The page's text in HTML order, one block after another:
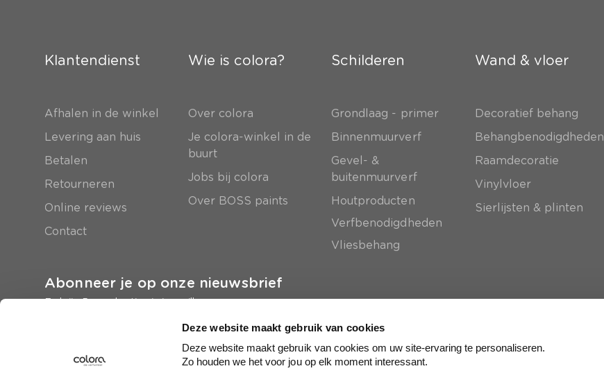
Deze website maakt gebruik van cookies
Deze website maakt gebruik van cookies om uw site-ervaring te personaliseren.
Zo houden we het voor jou op elk moment interessant.
Klantendienst
Afhalen in de winkel
Levering aan huis
Betalen
Retourneren
Online reviews
Contact
Wie is colora?
Over colora
Je colora-winkel in de
buurt
Jobs bij colora
Over BOSS paints
Schilderen
Grondlaag - primer
Binnenmuurverf
Gevel- &
buitenmuurverf
Houtproducten
Verfbenodigdheden
Vliesbehang
Wand & vloer
Decoratief behang
Behangbenodigdheden
Raamdecoratie
Vinylvloer
Sierlijsten & plinten
Abonneer je op onze nieuwsbrief
En krijg 5 euro korting in je mailbox
Inschrijven